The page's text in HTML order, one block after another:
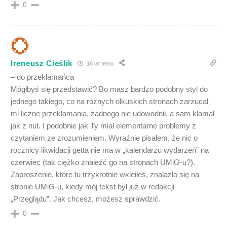
0
Ireneusz Cieślik 16 lat temu
– do przekłamańca
Mógłbyś się przedstawić? Bo masz bardzo podobny styl do
jednego takiego, co na różnych olkuskich stronach zarzucał
mi liczne przekłamania, żadnego nie udowodnił, a sam kłamał
jak z nut. I podobnie jak Ty miał elementarne problemy z
czytaniem ze zrozumieniem. Wyraźnie pisałem, że nic o
rocznicy likwidacji getta nie ma w „kalendarzu wydarzeń” na
czerwiec (tak ciężko znaleźć go na stronach UMiG-u?).
Zaproszenie, które tu trzykrotnie wkleiłeś, znalazło się na
stronie UMiG-u, kiedy mój tekst był już w redakcji
„Przeglądu”. Jak chcesz, możesz sprawdzić.
0